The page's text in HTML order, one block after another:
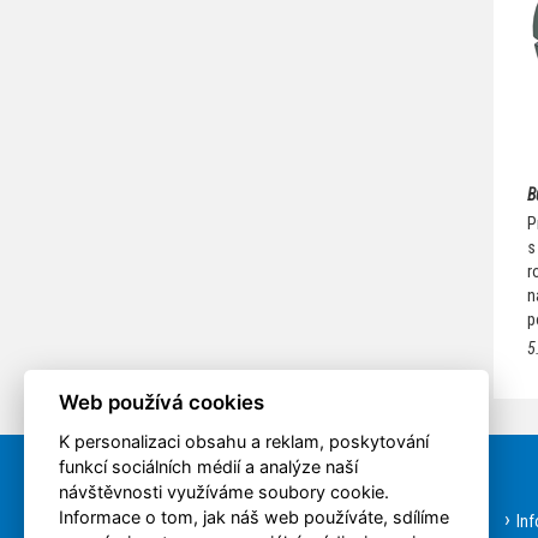
Rychlá volba
Aktuality
Web používá cookies
K personalizaci obsahu a reklam, poskytování
funkcí sociálních médií a analýze naší
návštěvnosti využíváme soubory cookie.
Informace o tom, jak náš web používáte, sdílíme